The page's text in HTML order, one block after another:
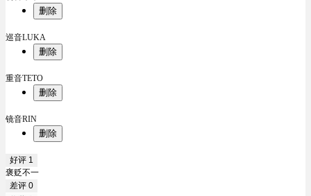
删除
巡音LUKA
删除
重音TETO
删除
镜音RIN
删除
好评 1
褒贬不一
差评 0